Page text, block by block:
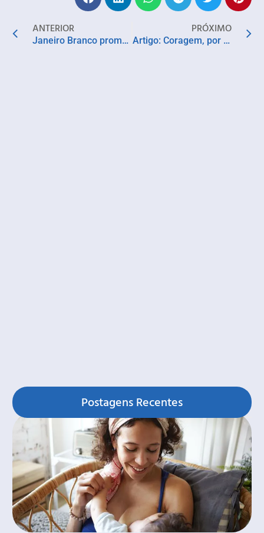
ANTERIOR
Janeiro Branco promove atenção à saúde mental materna com inauguração de ambulatórios
PRÓXIMO
Artigo: Coragem, por André Naves
Postagens Recentes